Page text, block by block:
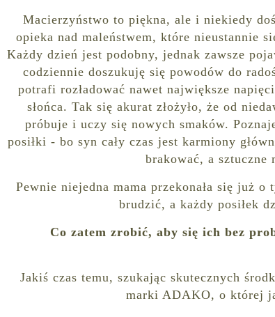
Macierzyństwo to piękna, ale i niekiedy
opieka nad maleństwem, które nieustannie
Każdy dzień jest podobny, jednak zawsze
codziennie doszukuję się powodów do
potrafi rozładować nawet największe
słońca. Tak się akurat złożyło, że od
próbuje i uczy się nowych smaków.
posiłki - bo syn cały czas jest karmiony
brakować, a sztuczne
Pewnie niejedna mama przekonała się już
brudzić, a każdy posiłek
Co zatem zrobić, aby się ich bez
Jakiś czas temu, szukając skutecznych
marki ADAKO, o której